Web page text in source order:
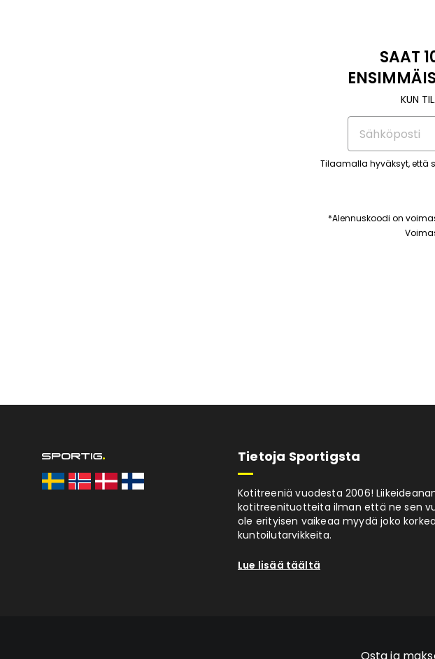
SAAT
KUN
Tilaamalla hyväksyt, että
*Alennuskoodi on
Tietoja Sportigsta
Kotitreeniä vuodesta 2006!
kotitreenituotteita ilman että ne sen
ole erityisen vaikeaa myydä joko
kuntoilutarvikkeita.
Lue lisää täältä